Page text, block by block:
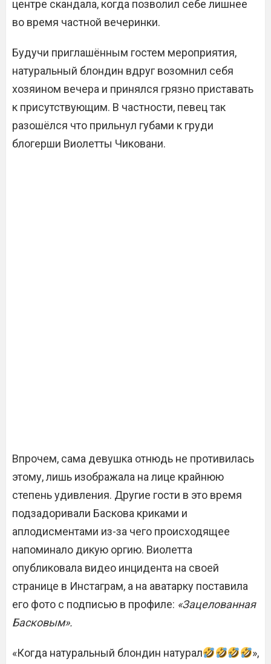
центре скандала, когда позволил себе лишнее
во время частной вечеринки.
Будучи приглашённым гостем мероприятия,
натуральный блондин вдруг возомнил себя
хозяином вечера и принялся грязно приставать
к присутствующим. В частности, певец так
разошёлся что прильнул губами к груди
блогерши Виолетты Чиковани.
Впрочем, сама девушка отнюдь не противилась
этому, лишь изображала на лице крайнюю
степень удивления. Другие гости в это время
подзадоривали Баскова криками и
аплодисментами из-за чего происходящее
напоминало дикую оргию. Виолетта
опубликовала видео инцидента на своей
странице в Инстаграм, а на аватарку поставила
его фото с подписью в профиле: «Зацелованная
Басковым».
«Когда натуральный блондин натурал
»,